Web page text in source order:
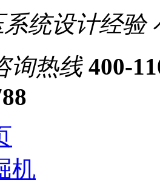
统设计经验
询热线 400-
机